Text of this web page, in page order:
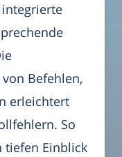
integrierte
Befehlen,
erleichtert
So
tiefen Einblick